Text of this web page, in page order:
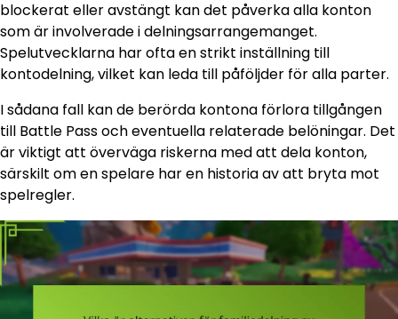
blockerat eller avstängt kan det påverka alla konton
som är involverade i delningsarrangemanget.
Spelutvecklarna har ofta en strikt inställning till
kontodelning, vilket kan leda till påföljder för alla parter.
I sådana fall kan de berörda kontona förlora tillgången
till Battle Pass och eventuella relaterade belöningar. Det
är viktigt att överväga riskerna med att dela konton,
särskilt om en spelare har en historia av att bryta mot
spelregler.